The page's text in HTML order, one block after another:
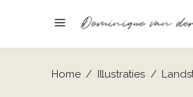
Home/ Illustraties/